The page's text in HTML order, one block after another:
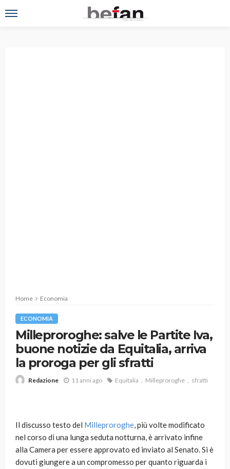
Home Economia
ECONOMIA
Milleproroghe: salve le Partite Iva,
buone notizie da Equitalia, arriva
la proroga per gli sfratti
Redazione 11 anni ago Equitalia Milleproroghe sfratti
Il discusso testo del Milleproroghe, più volte modificato
nel corso di una lunga seduta notturna, è arrivato infine
alla Camera per essere approvato ed inviato al Senato. Si è
dovuti giungere a un compromesso per quanto riguarda i